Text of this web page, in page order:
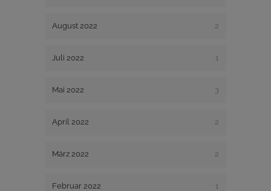
August 2022 2
Juli 2022 1
Mai 2022 3
April 2022 2
März 2022 2
Februar 2022 1